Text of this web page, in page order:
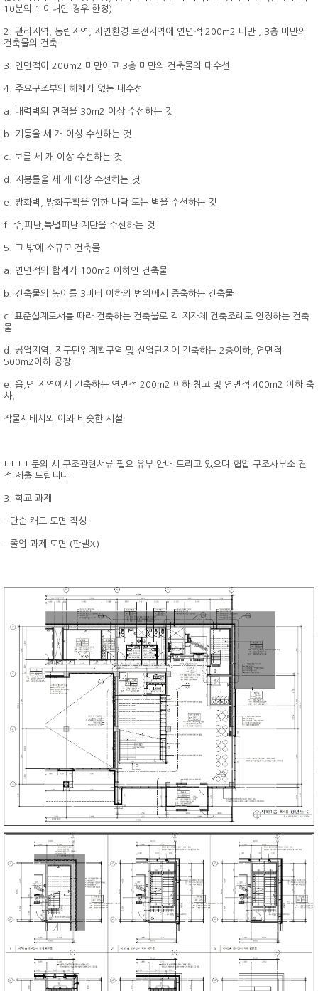
10분의 1 이내인 경우 한정)
2. 관리지역, 농림지역, 자연환경 보전지역에 연면적 200m2 미만 , 3층 미만의
건축물의 건축
3. 연면적이 200m2 미만이고 3층 미만의 건축물의 대수선
4. 주요구조부의 해체가 없는 대수선
a. 내력벽의 면적을 30m2 이상 수선하는 것
b. 기둥을 세 개 이상 수선하는 것
c. 보를 세 개 이상 수선하는 것
d. 지붕틀을 세 개 이상 수선하는 것
e. 방화벽, 방화구획을 위한 바닥 또는 벽을 수선하는 것
f. 주,피난,특별피난 계단을 수선하는 것
5. 그 밖에 소규모 건축물
a. 연면적의 합계가 100m2 이하인 건축물
b. 건축물의 높이를 3미터 이하의 범위에서 증축하는 건축물
c. 표준설계도서를 따라 건축하는 건축물로 각 지자체 건축조례로 인정하는 건축
물
d. 공업지역, 지구단위계획구역 및 산업단지에 건축하는 2층이하, 연면적
500m2이하 공장
e. 읍,면 지역에서 건축하는 연면적 200m2 이하 창고 및 연면적 400m2 이하 축
사,
작물재배사외 이와 비슷한 시설
!!!!!!! 문의 시 구조관련서류 필요 유무 안내 드리고 있으며 협업 구조사무소 견
적 제출 드립니다
3. 학교 과제
- 단순 캐드 도면 작성
- 졸업 과제 도면 (판넬X)